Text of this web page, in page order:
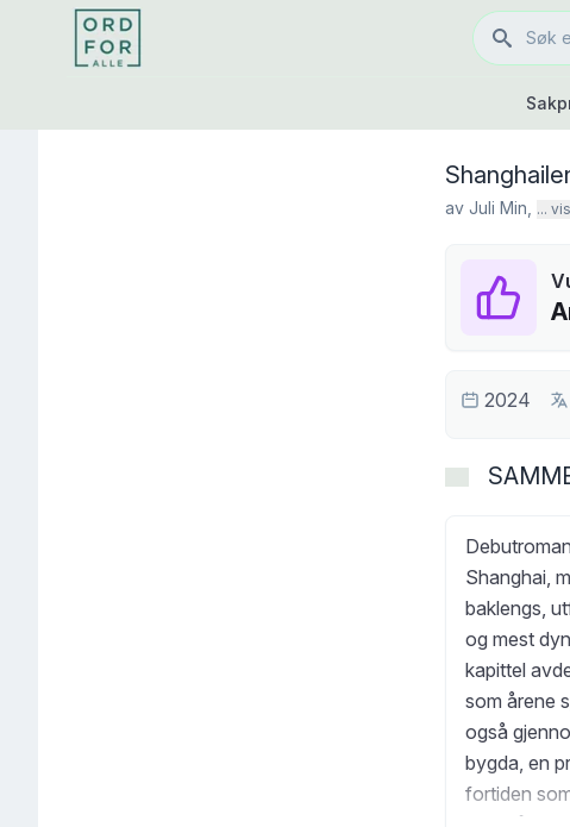
av Juli Min ...
2024
Shanghai,
baklengs,
og mest
kapittel
som årene
også
bygda, en
fortiden